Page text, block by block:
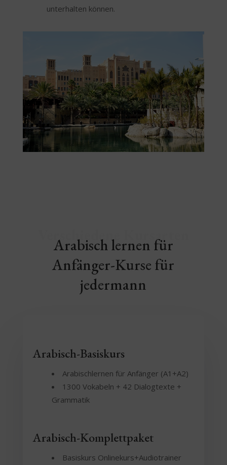
unterhalten können.
Verschiedene Kursarten
Arabisch lernen für
Anfänger-Kurse für
jedermann
Arabisch-Basiskurs
Arabischlernen für Anfänger (A1+A2)
1300 Vokabeln + 42 Dialogtexte +
Grammatik
Arabisch-Komplettpaket
Basiskurs Onlinekurs+Audiotrainer